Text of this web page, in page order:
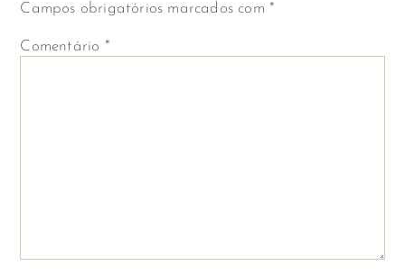
Campos obrigatórios marcados com *
Comentário *